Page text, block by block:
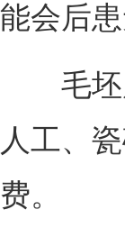
能会后
毛坯房
人工、
费。